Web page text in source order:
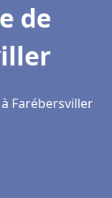
de
Farébersviller